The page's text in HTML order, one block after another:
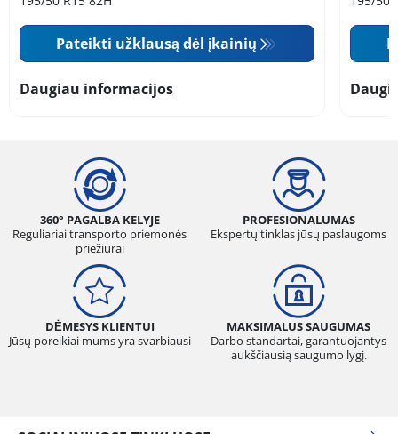
Pateikti užklausą dėl įkainių
Daugiau informacijos
360° PAGALBA KELYJE
Reguliariai transporto priemonės
priežiūrai
PROFESIONALUMAS
Ekspertų tinklas jūsų paslaugoms
DĖMESYS KLIENTUI
Jūsų poreikiai mums yra svarbiausi
MAKSIMALUS SAUGUMAS
Darbo standartai, garantuojantys
aukščiausią saugumo lygį.